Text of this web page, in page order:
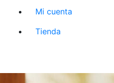
Mi cuenta
Tienda